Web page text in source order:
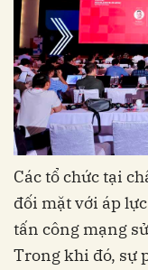
Các tổ chức tại
đối mặt với áp
tấn công mạng
Trong khi đó, sự